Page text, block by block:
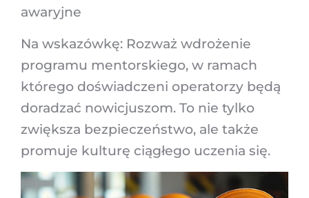
awaryjne
Na wskazówkę: Rozważ wdrożenie
programu mentorskiego, w ramach
którego doświadczeni operatorzy będą
doradzać nowicjuszom. To nie tylko
zwiększa bezpieczeństwo, ale także
promuje kulturę ciągłego uczenia się.